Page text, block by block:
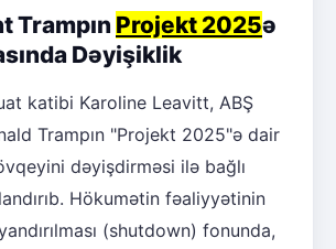
Trampın Projekt 2025ə
Dəyişiklik
katibi Karoline Leavitt, ABŞ
Trampın "Projekt 2025"ə dair
dəyişdirməsi ilə bağlı
Hökumətin fəaliyyətinin
(shutdown) fonunda,